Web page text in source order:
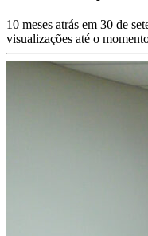
10 meses atrás em 30 de
visualizações até o